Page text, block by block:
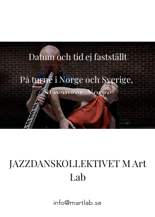
Datum och tid ej fastställt
På turné i Norge och Sverige,
Stavanger, Norge
JAZZDANSKOLLEKTIVET M Art
Lab
info@martlab.se